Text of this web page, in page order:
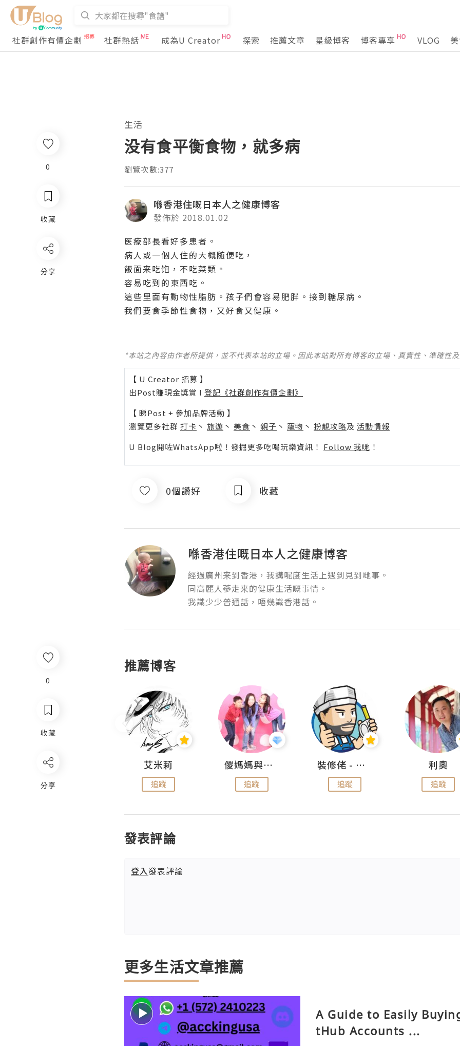
社群創作有價企劃 社群熱話 成為U Creator 探索 推薦文章 星級博客 博客專享 VLOG
0
收藏
分享
生活
没有食平衡食物，就多病
瀏覽次數:377
喺香港住嘅日本人之健康博客
發佈於 2018.01.02
医療部長看好多患者。
病人或一個人住的大概随便吃，
飯面来吃饱，不吃菜類。
容易吃到的東西吃。
這些里面有動物性脂肪。孩子們會容易肥胖。接到糖尿病。
我們要食季節性食物，又好食又健康。
*本站之內容由作者所提供，並不代表本站的立場。因此本站對所有博客的立場、真實性、準確性
【 U Creator 招募 】
出Post賺現金獎賞 l 登記《社群創作有價企劃》
【 睇Post + 參加品牌活動 】
瀏覽更多社群 打卡 丶 旅遊 丶 美食 丶 親子 丶 寵物 丶 扮靚攻略及 活動情報
U Blog開咗WhatsApp啦！發掘更多吃喝玩樂資訊！ Follow 我哋 ！
0個讚好 收藏
喺香港住嘅日本人之健康博客
經過廣州来到香港，我講呢度生活上遇到見到哋事。
同高麗人蔘走来的健康生活嘅事情。
我識少少普通話，唔幾識香港話。
推薦博客
艾米莉
追蹤
儍媽媽與兩隻小魔怪之家
追蹤
裝修佬 - 香港一站式網上裝修平台
追蹤
利奧
追蹤
發表評論
登入發表評論
更多生活文章推薦
A Guide to Easily
tHub Accounts ...
0
收藏
分享